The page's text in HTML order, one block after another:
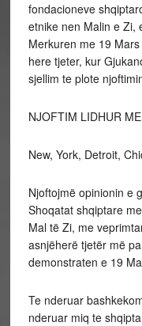
fondacioneve
etnike nen Malin e Zi,
Merkuren me 19
here tjeter, kur
sjellim te plote
NJOFTIM LIDHUR
New, York, Detroit,
Njoftojmë opinionin e
Shoqatat shqiptare
Mal të Zi, me
asnjëherë tjetër më
demonstraten e 19
Te nderuar
nderuar miq te